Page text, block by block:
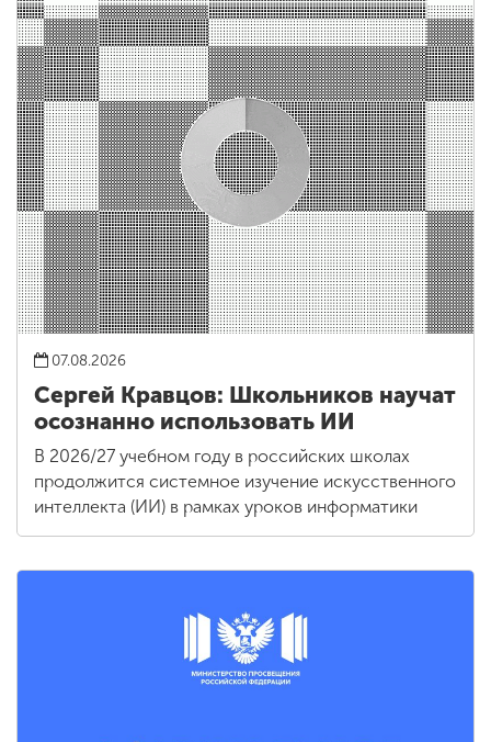
07.08.2026
Сергей Кравцов: Школьников научат
осознанно использовать ИИ
В 2026/27 учебном году в российских школах
продолжится системное изучение искусственного
интеллекта (ИИ) в рамках уроков информатики